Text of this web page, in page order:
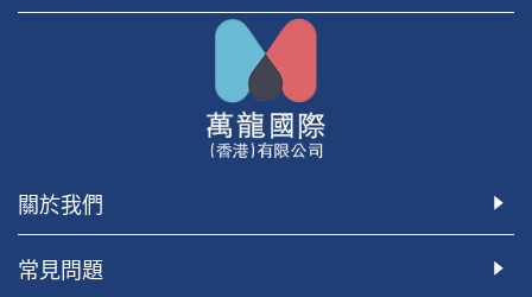
關於我們
常見問題